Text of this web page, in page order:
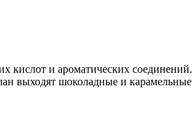
кислот и ароматических
выходят шоколадные и